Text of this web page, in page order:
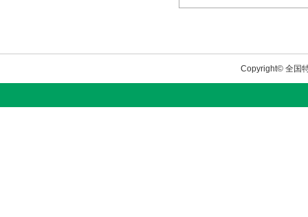
Copyright© 全国